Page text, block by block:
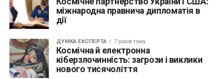
міжнародна правнича дипломатія в
дії
ДУМКА ЕКСПЕРТА 7 років тому
Космічна й електронна
кіберзлочинність: загрози і виклики
нового тисячоліття